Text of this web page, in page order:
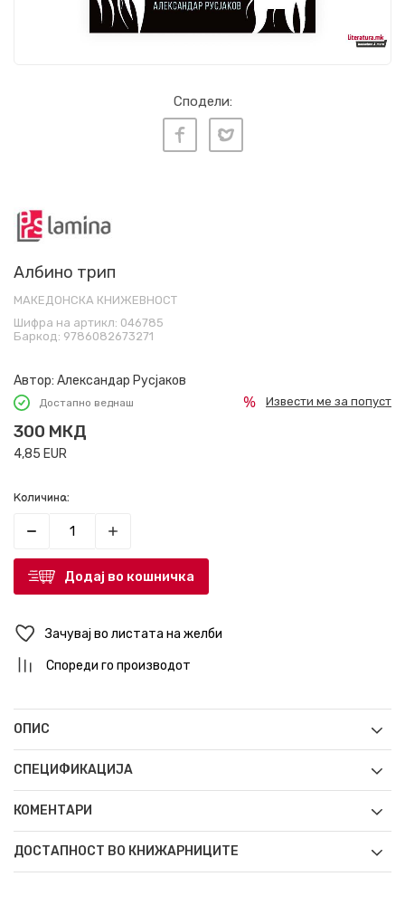
Сподели:
Албино трип
МАКЕДОНСКА КНИЖЕВНОСТ
Шифра на артикл: 046785
Баркод: 9786082673271
Автор: Александар Русјаков
Достапно веднаш
300 МКД
4,85 EUR
Извести ме за попуст
Количина:
Додај во кошничка
Зачувај во листата на желби
Спореди го производот
ОПИС
СПЕЦИФИКАЦИЈА
КОМЕНТАРИ
ДОСТАПНОСТ ВО КНИЖАРНИЦИТЕ